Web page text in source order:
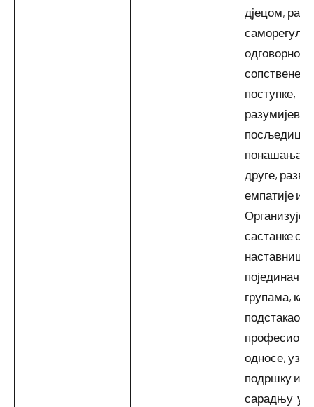
дјецом,
сопствене
поступке,
посљедица
понашања
друге,
емпатије и
Организује
састанке са
појединачно
групама,
подстакао
односе,
подршку и
сарадњу у